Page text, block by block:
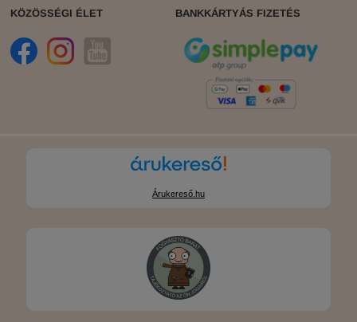
KÖZÖSSÉGI ÉLET BANKKÁRTYÁS FIZETÉS
Árukereső.hu